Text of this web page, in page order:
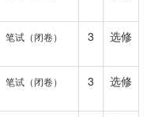
笔试（闭卷） 3 选修
笔试（闭卷） 3 选修